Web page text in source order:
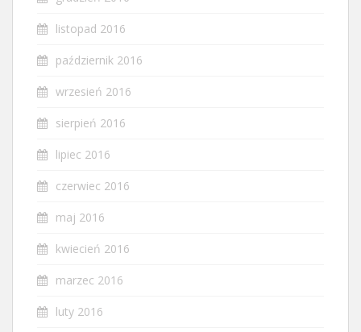
listopad 2016
październik 2016
wrzesień 2016
sierpień 2016
lipiec 2016
czerwiec 2016
maj 2016
kwiecień 2016
marzec 2016
luty 2016